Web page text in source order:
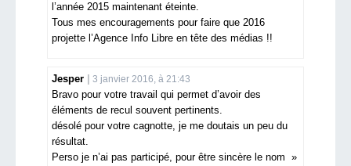
l’année 2015 maintenant éteinte.
Tous mes encouragements pour faire que 2016
projette l’Agence Info Libre en tête des médias !!
Jesper 3 janvier 2016, à 21:43
Bravo pour votre travail qui permet d’avoir des
éléments de recul souvent pertinents.
désolé pour votre cagnotte, je me doutais un peu du
résultat.
Perso je n’ai pas participé, pour être sincère le nom »